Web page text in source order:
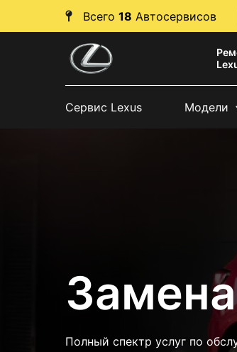
Всего 18 Автосервисов
Сервис Lexus Модели
Полный спектр услуг по